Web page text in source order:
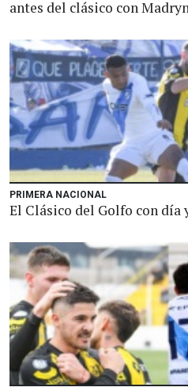
antes del clásico con
PRIMERA NACIONAL
El Clásico del Golfo con